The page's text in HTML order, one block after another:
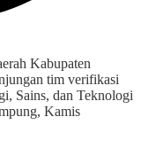
Kabupaten
tim verifikasi
Sains, dan Teknologi
Kamis